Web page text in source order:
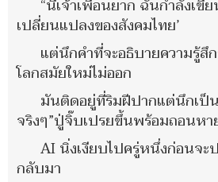
“นี่เจ้าเพื่อนยาก ฉันกำลังเขีย
เปลี่ยนแปลงของสังคมไทย’
แต่นึกคำที่จะอธิบายความรู้
โลกสมัยใหม่ไม่ออก
มันติดอยู่ที่ริมฝีปากแต่นึกเป็
จริงๆ”ปู่จิ๊บเปรยขึ้นพร้อมถอนหา
AI นิ่งเงียบไปครู่หนึ่งก่อนจะ
กลับมา